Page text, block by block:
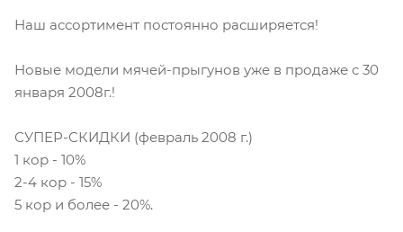
Наш ассортимент постоянно расширяется!
Новые модели мячей-прыгунов уже в продаже с 30
января 2008г.!
СУПЕР-СКИДКИ (февраль 2008 г.)
1 кор - 10%
2-4 кор - 15%
5 кор и более - 20%.